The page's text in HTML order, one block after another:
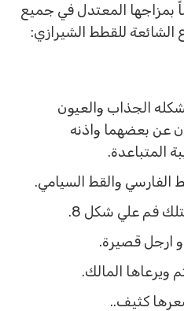
المعتدل في جميع
للقطط الشيرازي:
الجذاب والعيون
عن بعضهما واذنه
والقط السيامي.
فم علي شكل 8.
قصيرة.
المالك.
كثيف..